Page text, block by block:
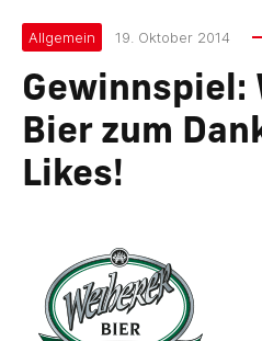
Allgemein 19. Oktober 2014
Gewinnspiel:
Bier zum
Likes!